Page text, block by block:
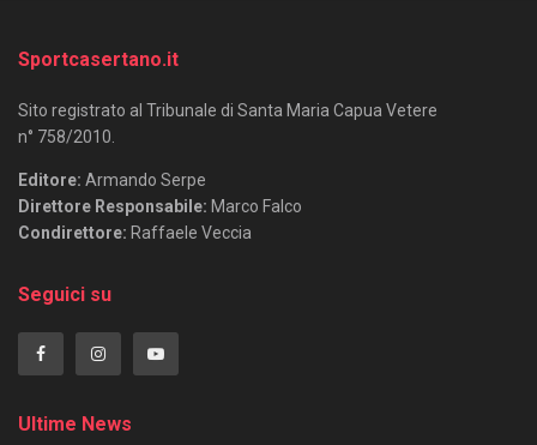
Sportcasertano.it
Sito registrato al Tribunale di Santa Maria Capua Vetere
n° 758/2010.
Editore: Armando Serpe
Direttore Responsabile: Marco Falco
Condirettore: Raffaele Veccia
Seguici su
Ultime News